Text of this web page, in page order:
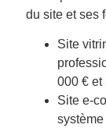
du site et ses
Site
000 € et
Site e-